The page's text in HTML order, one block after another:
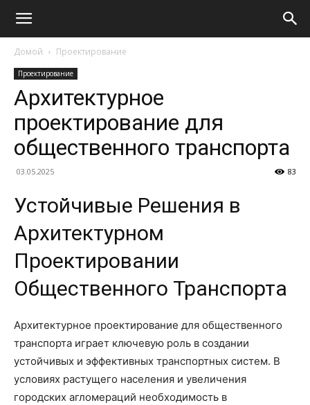
Домой Проектирование
Проектирование
Архитектурное
проектирование для
общественного транспорта
03.05.2025 83
Устойчивые Решения в
Архитектурном
Проектировании
Общественного Транспорта
Архитектурное проектирование для общественного
транспорта играет ключевую роль в создании
устойчивых и эффективных транспортных систем. В
условиях растущего населения и увеличения
городских агломераций необходимость в